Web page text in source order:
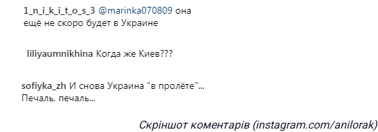
Скріншот коментарів (instagram.com/anilorak)